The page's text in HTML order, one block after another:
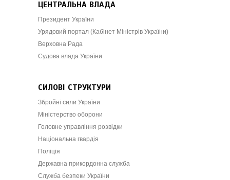
ЦЕНТРАЛЬНА ВЛАДА
Президент України
Урядовий портал (Кабінет Міністрів України)
Верховна Рада
Судова влада України
СИЛОВІ СТРУКТУРИ
Збройні сили України
Міністерство оборони
Головне управління розвідки
Національна гвардія
Поліція
Державна прикордонна служба
Служба безпеки України